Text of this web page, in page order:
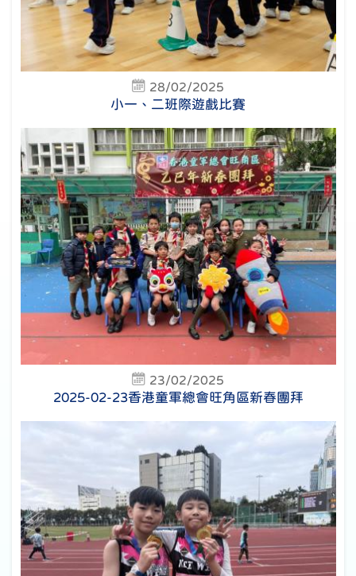
28/02/2025
小一、二班際遊戲比賽
23/02/2025
2025-02-23香港童軍總會旺角區新春團拜